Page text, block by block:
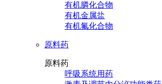
有机膦化合物
有机金属盐
有机氟化合物
原料药
原料药
呼吸系统用药